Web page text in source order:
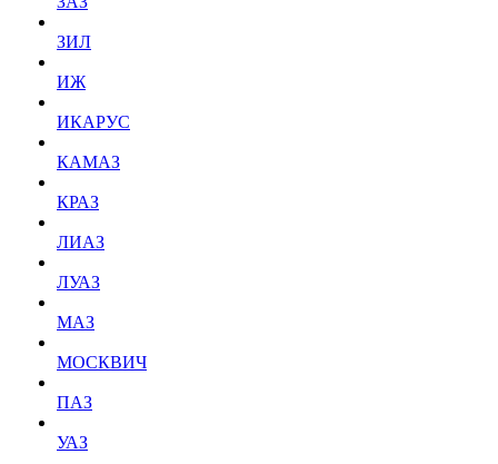
ЗИЛ
ИЖ
ИКАРУС
КАМАЗ
КРАЗ
ЛИАЗ
ЛУАЗ
МАЗ
МОСКВИЧ
ПАЗ
УАЗ